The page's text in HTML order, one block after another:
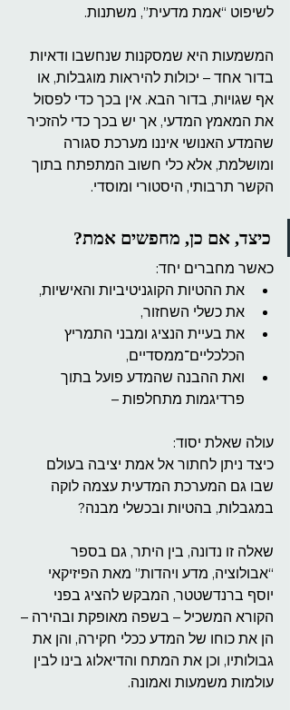
לשיפוט “אמת מדעית”, משתנות.
המשמעות היא שמסקנות שנחשבו ודאיות
בדור אחד – יכולות להיראות מוגבלות, או
אף שגויות, בדור הבא. אין בכך כדי לפסול
את המאמץ המדעי, אך יש בכך כדי להזכיר
שהמדע האנושי איננו מערכת סגורה
ומושלמת, אלא כלי חשוב המתפתח בתוך
הקשר תרבותי, היסטורי ומוסדי.
כיצד, אם כן, מחפשים אמת?
כאשר מחברים יחד:
את ההטיות הקוגניטיביות והאישיות,
את כשלי השחזור,
את בעיית הנציג ומבני התמריץ
הכלכליים־ממסדיים,
ואת ההבנה שהמדע פועל בתוך
פרדיגמות מתחלפות –
עולה שאלת יסוד:
כיצד ניתן לחתור אל אמת יציבה בעולם
שבו גם המערכת המדעית עצמה לוקה
במגבלות, בהטיות ובכשלי מבנה?
שאלה זו נדונה, בין היתר, גם בספר
“אבולוציה, מדע ויהדות” מאת הפיזיקאי
יוסף ברנדשטטר, המבקש להציג בפני
הקורא המשכיל – בשפה מאופקת ובהירה –
הן את כוחו של המדע ככלי חקירה, והן את
גבולותיו, וכן את המתח והדיאלוג בינו לבין
עולמות משמעות ואמונה.